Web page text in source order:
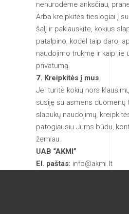
nenurodėme anksčiau,
Arba kreipkitės tiesiogiai į
šalį ir paklauskite, kokius
patalpino, kodėl taip daro,
naudojimo trukmę ir kaip jie
privatumą.
7. Kreipkitės į mus
Jei turite kokių nors
susiję su asmens duomenų
slapukų naudojimų,
patogiausiu Jums būdu,
žemiau.
UAB “AKMI”
El. paštas: info@akmi.lt